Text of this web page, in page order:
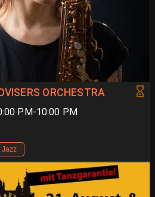
ORCHESTRA
PM-10:00 PM
Jazz